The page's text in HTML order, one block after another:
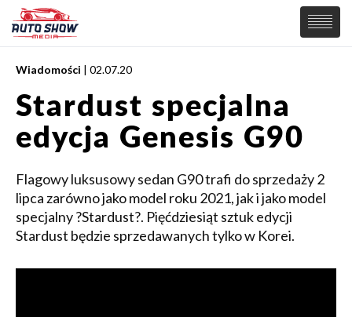
PREMIERY
SAMOCHODY
Wiadomości
Supersamochody
Samochody Koncepcyjne
Tuning
Elektryczne
MOTORSPORT
Wiadomości | 02.07.20
Stardust specjalna
edycja Genesis G90
Flagowy luksusowy sedan G90 trafi do sprzedaży 2
lipca zarówno jako model roku 2021, jak i jako model
specjalny ?Stardust?. Pięćdziesiąt sztuk edycji
Stardust będzie sprzedawanych tylko w Korei.